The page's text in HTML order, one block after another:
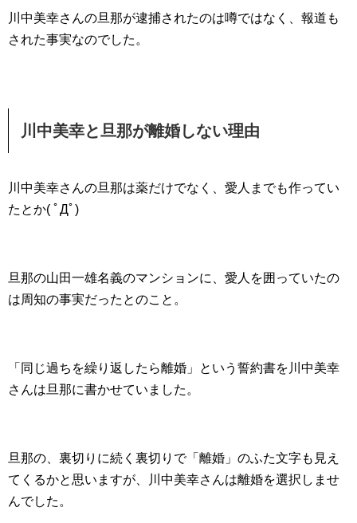
川中美幸さんの旦那が逮捕されたのは噂ではなく、報道も
された事実なのでした。
川中美幸と旦那が離婚しない理由
川中美幸さんの旦那は薬だけでなく、愛人までも作ってい
たとか( ﾟДﾟ)
旦那の山田一雄名義のマンションに、愛人を囲っていたの
は周知の事実だったとのこと。
「同じ過ちを繰り返したら離婚」という誓約書を川中美幸
さんは旦那に書かせていました。
旦那の、裏切りに続く裏切りで「離婚」のふた文字も見え
てくるかと思いますが、川中美幸さんは離婚を選択しませ
んでした。